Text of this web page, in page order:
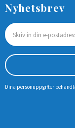
Nyhetsbrev
Dina personuppgifter